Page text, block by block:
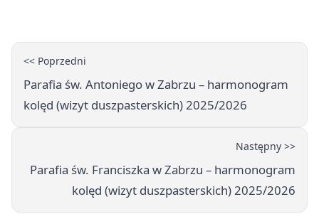
<< Poprzedni
Parafia św. Antoniego w Zabrzu – harmonogram
kolęd (wizyt duszpasterskich) 2025/2026
Następny >>
Parafia św. Franciszka w Zabrzu – harmonogram
kolęd (wizyt duszpasterskich) 2025/2026